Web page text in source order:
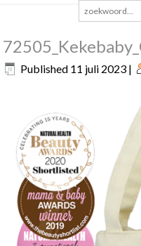
Zoeken
naar:
Published 11 juli 2023 |